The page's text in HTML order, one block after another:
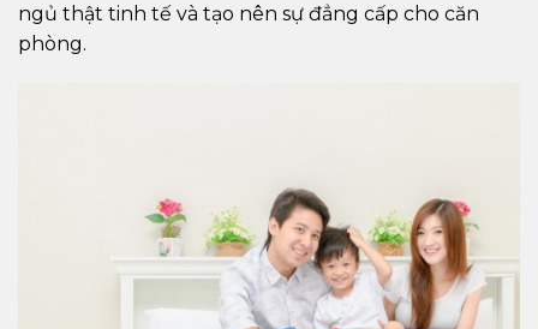
ngủ thật tinh tế và tạo nên sự đẳng cấp cho căn
phòng.